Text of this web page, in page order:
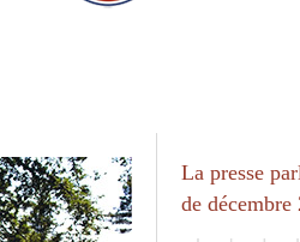
La presse
de décembre